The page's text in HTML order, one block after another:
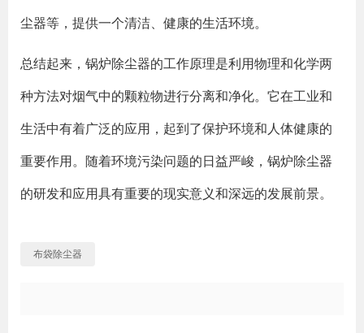
尘器等，提供一个清洁、健康的生活环境。
总结起来，锅炉除尘器的工作原理是利用物理和化学两
种方法对烟气中的颗粒物进行分离和净化。它在工业和
生活中有着广泛的应用，起到了保护环境和人体健康的
重要作用。随着环境污染问题的日益严峻，锅炉除尘器
的研发和应用具有重要的现实意义和深远的发展前景。
布袋除尘器